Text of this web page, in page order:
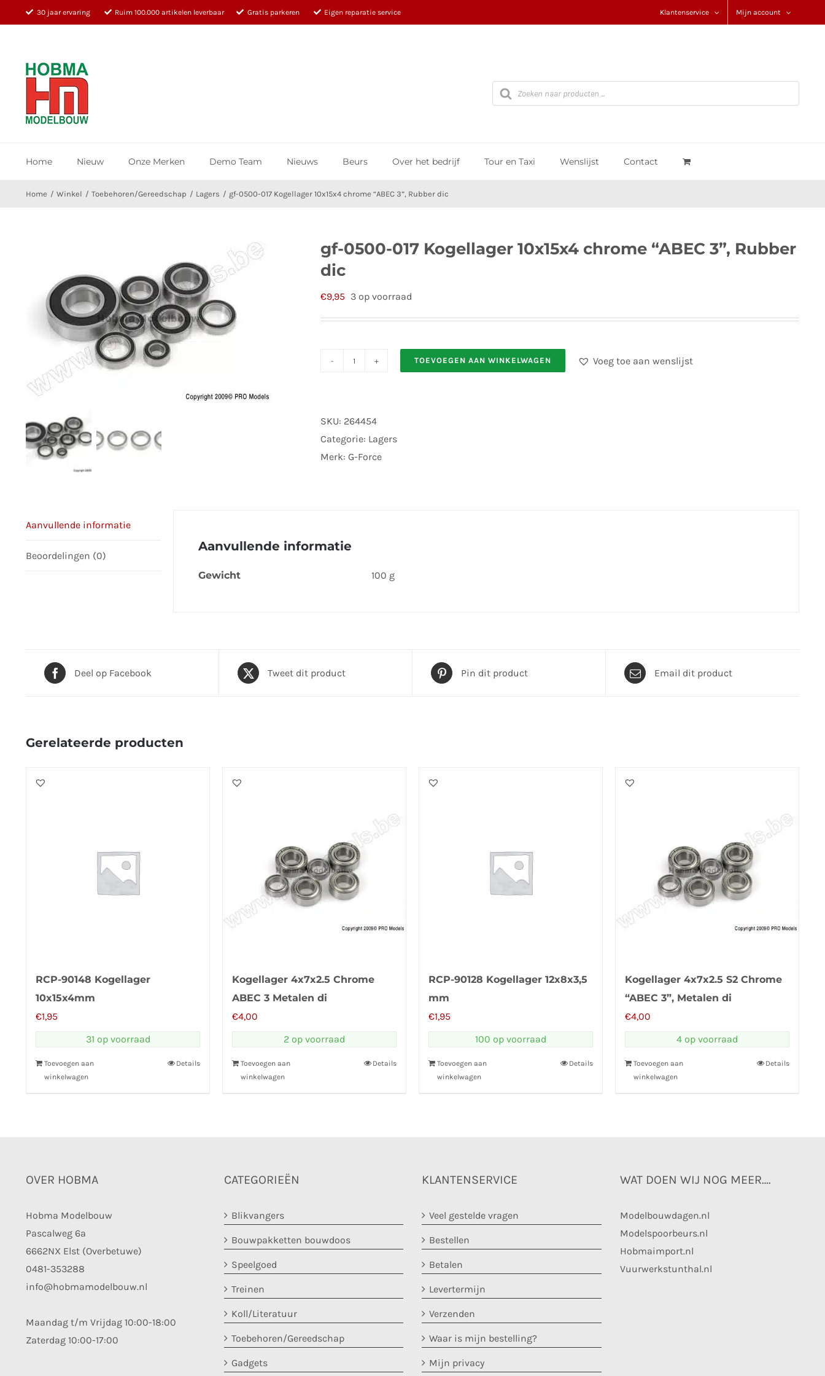
naar
30 jaar ervaring Ruim 100.000 artikelen leverbaar Gratis parkeren Eigen reparatie service Klantenservice Mijn account
Producten
zoeken
Home Nieuw Onze Merken Demo Team Nieuws Beurs Over het bedrijf Tour en Taxi Wenslijst Contact
Home Winkel Toebehoren/Gereedschap Lagers gf-0500-017 Kogellager 10x15x4 chrome “ABEC 3”, Rubber dic
gf-0500-017 Kogellager 10x15x4 chrome “ABEC 3”, Rubber
dic
€9,95 3 op voorraad
Kogellager
10x15x4
chrome
TOEVOEGEN AAN WINKELWAGEN Voeg toe aan wenslijst
SKU: 264454
Categorie: Lagers
Merk: G-Force
Aanvullende informatie
Beoordelingen (0)
Aanvullende informatie
Gewicht 100 g
Deel op Facebook Tweet dit product Pin dit product Email dit product
Gerelateerde producten
RCP-90148 Kogellager
10x15x4mm
€1,95
31 op voorraad
Toevoegen aan
winkelwagen
Details
Kogellager 4x7x2.5 Chrome
ABEC 3 Metalen di
€4,00
2 op voorraad
Toevoegen aan
winkelwagen
Details
RCP-90128 Kogellager 12x8x3,5
mm
€1,95
100 op voorraad
Toevoegen aan
winkelwagen
Details
Kogellager 4x7x2.5 S2 Chrome
“ABEC 3”, Metalen di
€4,00
4 op voorraad
Toevoegen aan
winkelwagen
Details
OVER HOBMA
Hobma Modelbouw
Pascalweg 6a
6662NX Elst (Overbetuwe)
0481-353288
info@hobmamodelbouw.nl
Maandag t/m Vrijdag 10:00-18:00
Zaterdag 10:00-17:00
CATEGORIEËN
Blikvangers
Bouwpakketten bouwdoos
Speelgoed
Treinen
Koll/Literatuur
Toebehoren/Gereedschap
Gadgets
KLANTENSERVICE
Veel gestelde vragen
Bestellen
Betalen
Levertermijn
Verzenden
Waar is mijn bestelling?
Mijn privacy
WAT DOEN WIJ NOG MEER….
Modelbouwdagen.nl
Modelspoorbeurs.nl
Hobmaimport.nl
Vuurwerkstunthal.nl